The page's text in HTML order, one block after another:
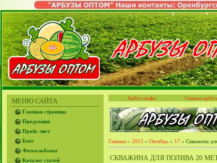
МЕНЮ САЙТА
Главная страница
Продукция
Прайс лист
Блог
Фотоальбомы
Каталог статей
Арбуз-инфо Семена
Главная » 2015 » Октябрь » 17 » Скважина
СКВАЖИНА ДЛЯ ПОЛИВА 20